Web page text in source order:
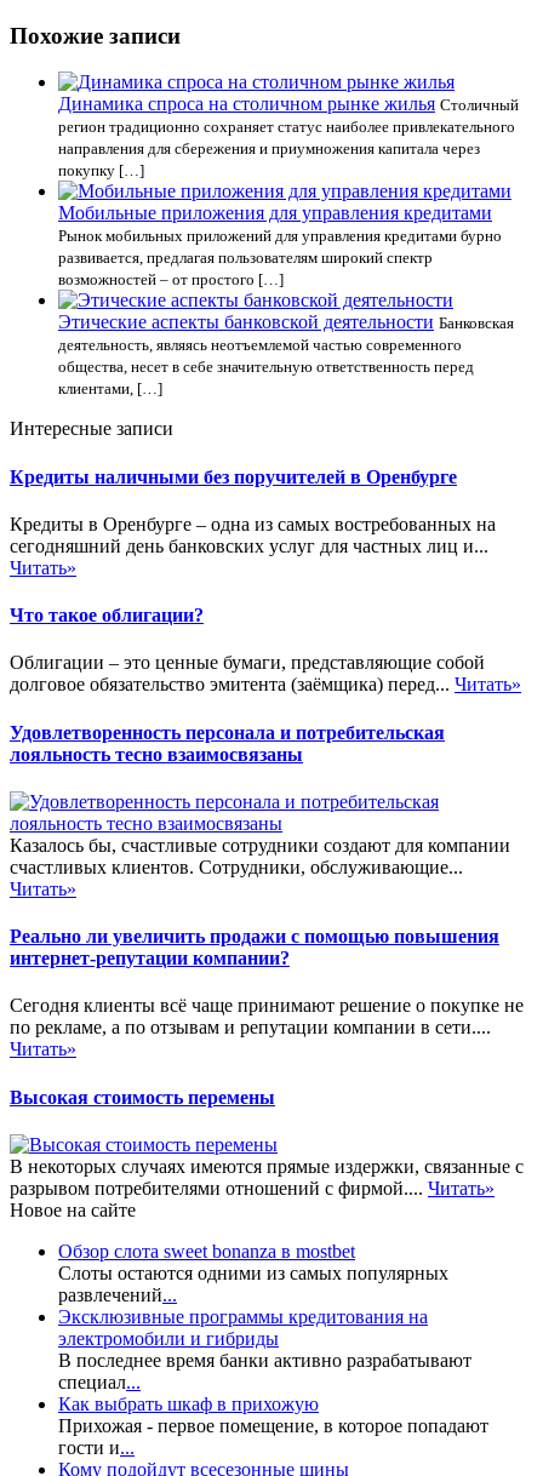
Похожие записи
Динамика спроса на столичном рынке жилья Столичный
регион традиционно сохраняет статус наиболее привлекательного
направления для сбережения и приумножения капитала через
покупку […]
Мобильные приложения для управления кредитами
Рынок мобильных приложений для управления кредитами бурно
развивается, предлагая пользователям широкий спектр
возможностей – от простого […]
Этические аспекты банковской деятельности Банковская
деятельность, являясь неотъемлемой частью современного
общества, несет в себе значительную ответственность перед
клиентами, […]
Интересные записи
Кредиты наличными без поручителей в Оренбурге
Кредиты в Оренбурге – одна из самых востребованных на
сегодняшний день банковских услуг для частных лиц и...
Читать»
Что такое облигации?
Облигации – это ценные бумаги, представляющие собой
долговое обязательство эмитента (заёмщика) перед... Читать»
Удовлетворенность персонала и потребительская
лояльность тесно взаимосвязаны
Казалось бы, счастливые сотрудники создают для компании
счастливых клиентов. Сотрудники, обслуживающие...
Читать»
Реально ли увеличить продажи с помощью повышения
интернет-репутации компании?
Сегодня клиенты всё чаще принимают решение о покупке не
по рекламе, а по отзывам и репутации компании в сети....
Читать»
Высокая стоимость перемены
В некоторых случаях имеются прямые издержки, связанные с
разрывом потребителями отношений с фирмой.... Читать»
Новое на сайте
Обзор слота sweet bonanza в mostbet
Слоты остаются одними из самых популярных
развлечений...
Эксклюзивные программы кредитования на
электромобили и гибриды
В последнее время банки активно разрабатывают
специал...
Как выбрать шкаф в прихожую
Прихожая - первое помещение, в которое попадают
гости и...
Кому подойдут всесезонные шины